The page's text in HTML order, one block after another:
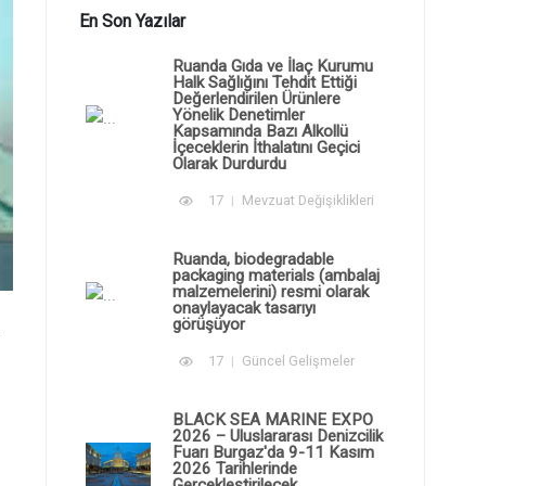
En Son Yazılar
Ruanda Gıda ve İlaç Kurumu
Halk Sağlığını Tehdit Ettiği
Değerlendirilen Ürünlere
Yönelik Denetimler
Kapsamında Bazı Alkollü
İçeceklerin İthalatını Geçici
Olarak Durdurdu
17 Mevzuat Değişiklikleri
Ruanda, biodegradable
packaging materials (ambalaj
malzemelerini) resmi olarak
onaylayacak tasarıyı
görüşüyor
17 Güncel Gelişmeler
BLACK SEA MARINE EXPO
2026 – Uluslararası Denizcilik
Fuarı Burgaz'da 9-11 Kasım
2026 Tarihlerinde